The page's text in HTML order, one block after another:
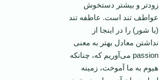
زود‌تر و بيشتر دستخوش
عواطف تند است. عاطفه تند
(يا شور) را در اينجا از
نداشتن معادل بهتر به معنی
passion می‌آوريم که، چنانکه
هيوم به ما آموخت، زمينه